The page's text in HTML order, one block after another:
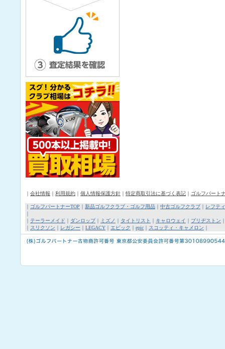
｜ 会社情報 ｜ 利用規約 ｜ 個人情報保護方針 ｜ 特定商取引法に基づく表記 ｜ ゴルフパート
｜ ゴルフパートナーTOP ｜ 新品ゴルフクラブ・ゴルフ用品 ｜ 中古ゴルフクラブ ｜ レフテ
｜
｜ テーラーメイド ｜ ダンロップ｜ ミズノ ｜ タイトリスト ｜ キャロウェイ ｜ ブリヂストン
｜ スリクソン ｜ レガシー ｜ LEGACY ｜ エピック ｜ epic ｜ スコッティ・キャメロン ｜